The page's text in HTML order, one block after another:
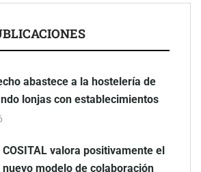
abastece a la hostelería de
lonjas con establecimientos
COSITAL valora positivamente el
nuevo modelo de colaboración